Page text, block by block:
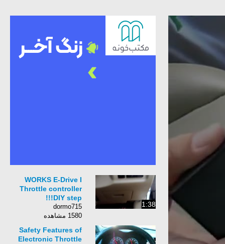
1:38
WORKS E-Drive I
Throttle controller
DIY step!!!
dormo715
1580 مشاهده
Safety Features of
Electronic Throttle